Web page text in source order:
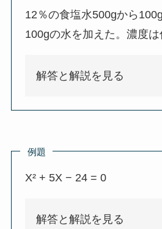
12％の食塩水500gから
100gの水を加えた。濃度は
解答と解説を見る
例題
X² + 5X − 24 = 0
解答と解説を見る